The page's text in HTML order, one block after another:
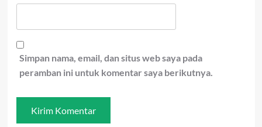
Simpan nama, email, dan situs web saya pada
peramban ini untuk komentar saya berikutnya.